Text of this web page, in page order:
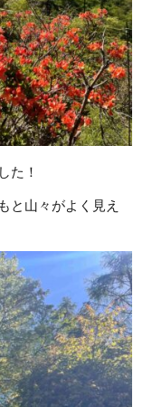
た！
と山々がよく見え